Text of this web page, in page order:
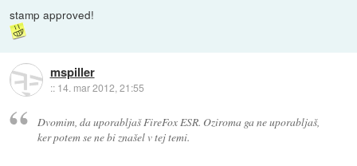
stamp approved!
mspiller
:: 14. mar 2012, 21:55
Dvomim, da uporabljaš FireFox ESR. Oziroma ga ne uporabljaš,
ker potem se ne bi znašel v tej temi.